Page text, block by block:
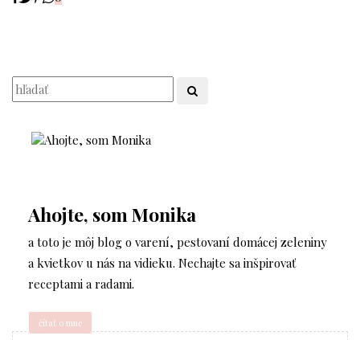
Ahojte, som Monika
a toto je môj blog o varení, pestovaní domácej zeleniny
a kvietkov u nás na vidieku. Nechajte sa inšpirovať
receptami a radami.
čítať o mne